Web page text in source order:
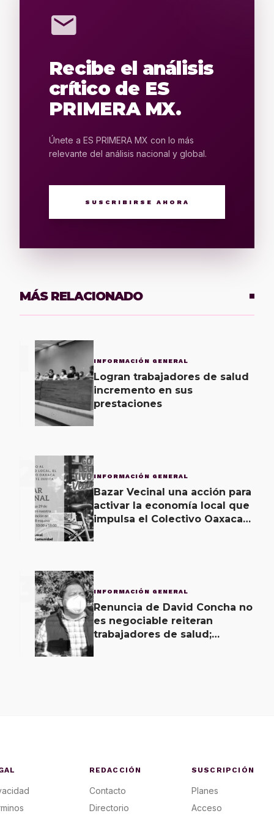
mail
Recibe el análisis
crítico de ES
PRIMERA MX.
Únete a ES PRIMERA MX con lo más
relevante del análisis nacional y global.
SUSCRIBIRSE AHORA
MÁS RELACIONADO
INFORMACIÓN GENERAL
Logran trabajadores de salud
incremento en sus
prestaciones
2 INFORMACIÓN GENERAL
Bazar Vecinal una acción para
activar la economía local que
impulsa el Colectivo Oaxaca
3 INFORMACIÓN GENERAL
Renuncia de David Concha no
es negociable reiteran
trabajadores de salud;
REDACCIÓN
Contacto
Directorio
SUSCRIPCIÓN
Planes
Acceso